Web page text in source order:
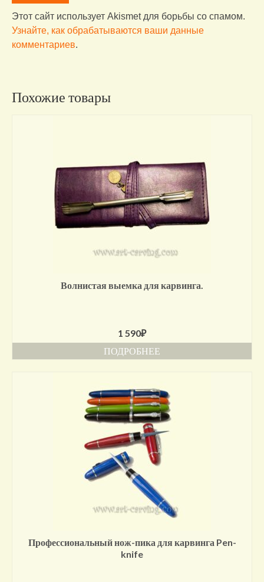
Этот сайт использует Akismet для борьбы со спамом.
Узнайте, как обрабатываются ваши данные
комментариев.
Похожие товары
Волнистая выемка для карвинга.
1 590₽
ПОДРОБНЕЕ
Профессиональный нож-пика для карвинга Pen-
knife